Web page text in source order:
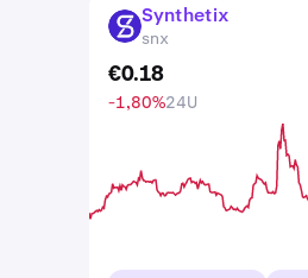
SNX Synthetix
snx
€0.18
-1,80%24U